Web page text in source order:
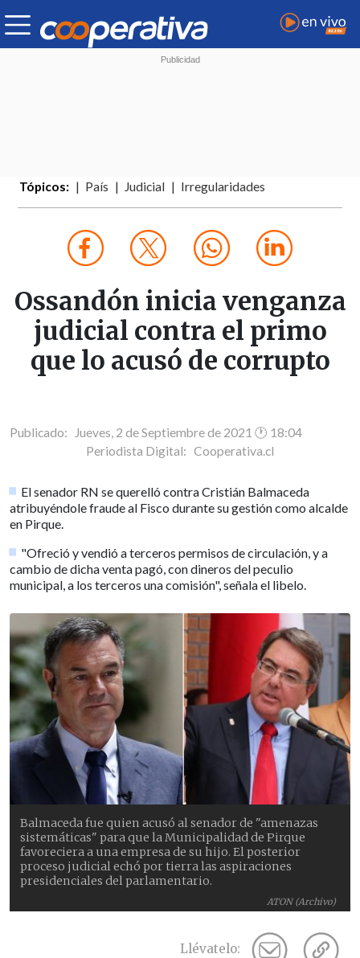
Tópicos: País Judicial Irregularidades
Ossandón inicia venganza
judicial contra el primo
que lo acusó de corrupto
Publicado: Jueves, 2 de Septiembre de 2021 🕐 18:04
Periodista Digital: Cooperativa.cl
El senador RN se querelló contra Cristián Balmaceda
atribuyéndole fraude al Fisco durante su gestión como alcalde
en Pirque.
"Ofreció y vendió a terceros permisos de circulación, y a
cambio de dicha venta pagó, con dineros del peculio
municipal, a los terceros una comisión", señala el libelo.
ATON (Archivo)
Balmaceda fue quien acusó al senador de "amenazas
sistemáticas" para que la Municipalidad de Pirque
favoreciera a una empresa de su hijo. El posterior
proceso judicial echó por tierra las aspiraciones
presidenciales del parlamentario.
Llévatelo: